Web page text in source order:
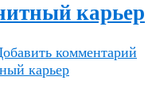
карьер
комментарий
карьер